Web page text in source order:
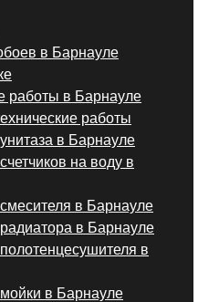
в Барнауле
работы в Барнауле
работы
в Барнауле
на воду в
в Барнауле
в Барнауле
в
в Барнауле